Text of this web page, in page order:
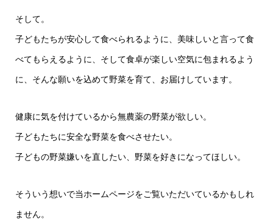
そして。
子どもたちが安心して食べられるように、美味しいと言って食
べてもらえるように、そして食卓が楽しい空気に包まれるよう
に、そんな願いを込めて野菜を育て、お届けしています。
健康に気を付けているから無農薬の野菜が欲しい。
子どもたちに安全な野菜を食べさせたい。
子どもの野菜嫌いを直したい、野菜を好きになってほしい。
そういう想いで当ホームページをご覧いただいているかもしれ
ません。